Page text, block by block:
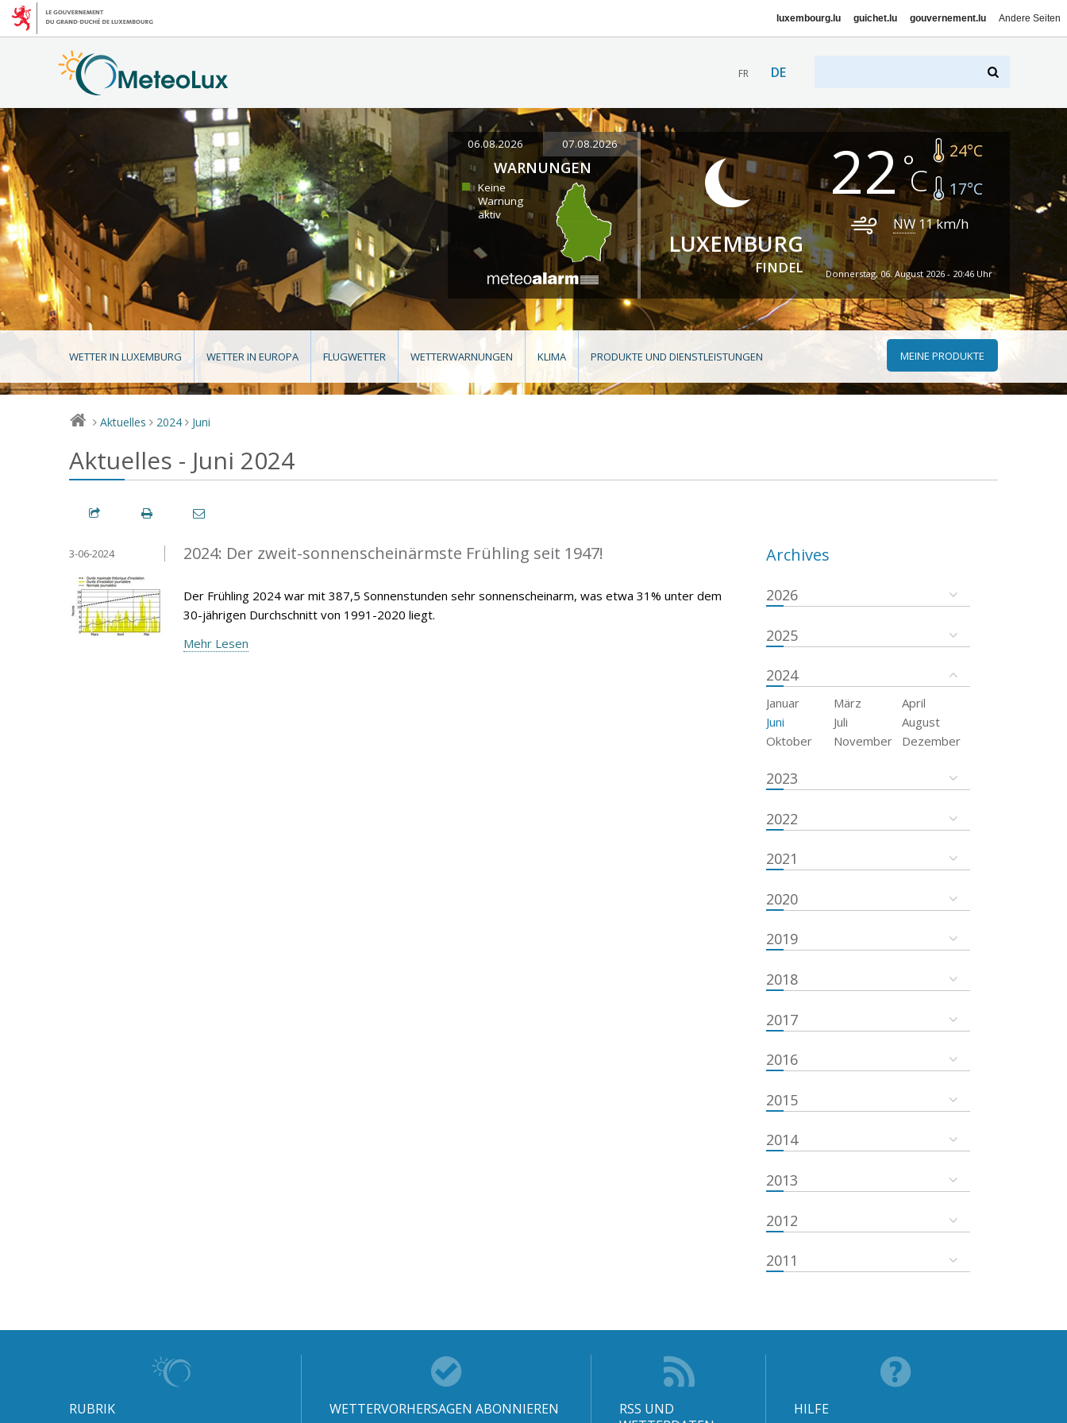
luxembourg.lu guichet.lu gouvernement.lu Andere Seiten
FR DE
06.08.2026 07.08.2026
WARNUNGEN
Keine
Warnung
aktiv
LUXEMBURG
FINDEL
22 24°C
17°C
NW 11km/h
Donnerstag, 06. August 2026 - 20:46 Uhr
WETTER IN LUXEMBURG WETTER IN EUROPA FLUGWETTER WETTERWARNUNGEN KLIMA PRODUKTE UND DIENSTLEISTUNGEN MEINE PRODUKTE
> Aktuelles > 2024 > Juni
Aktuelles - Juni 2024
2024: Der zweit-sonnenscheinärmste Frühling seit 1947!
3-06-2024
Der Frühling 2024 war mit 387,5 Sonnenstunden sehr sonnenscheinarm, was etwa 31% unter dem
30-jährigen Durchschnitt von 1991-2020 liegt.
Mehr Lesen
Archives
2026
2025
2024
Januar März
April
Juni
Juli
August
Oktober
November Dezember
2023
2022
2021
2020
2019
2018
2017
2016
2015
2014
2013
2012
2011
RUBRIK WETTERVORHERSAGEN ABONNIEREN
RSS UND
HILFE